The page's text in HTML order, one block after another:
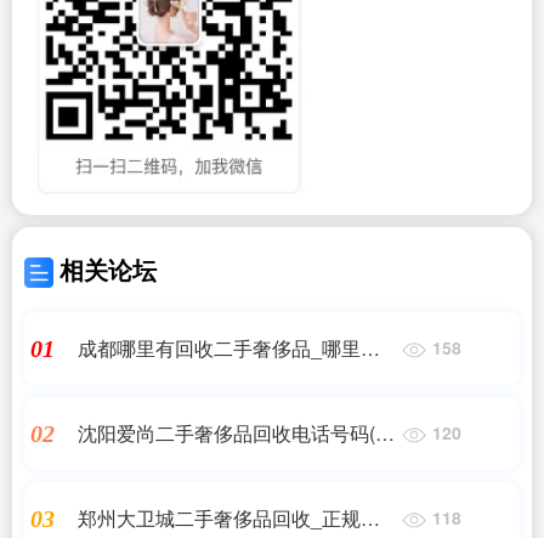
相关论坛
01
成都哪里有回收二手奢侈品_哪里可
158
02
沈阳爱尚二手奢侈品回收电话号码(沈
120
03
郑州大卫城二手奢侈品回收_正规回
118